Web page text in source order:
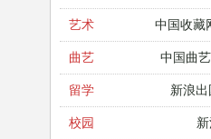
艺术 中国收藏
曲艺 中国曲
留学 新浪
校园